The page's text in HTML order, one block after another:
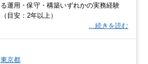
る運用・保守・構築いずれかの実務経験
（目安：2年以上）
…続きを読む
東京都